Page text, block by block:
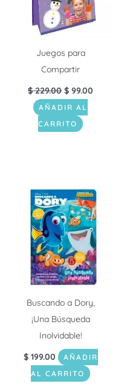
Juegos para
Compartir
$229.00 $ 99.00
AÑADIR AL
CARRITO
Buscando a Dory,
¡Una Búsqueda
Inolvidable!
$199.00
AÑADIR
AL CARRITO